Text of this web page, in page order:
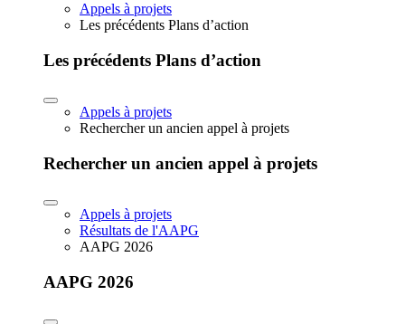
Appels à projets
Les précédents Plans d’action
Les précédents Plans d’action
Appels à projets
Rechercher un ancien appel à projets
Rechercher un ancien appel à projets
Appels à projets
Résultats de l'AAPG
AAPG 2026
AAPG 2026